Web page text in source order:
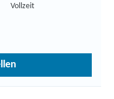
Vollzeit